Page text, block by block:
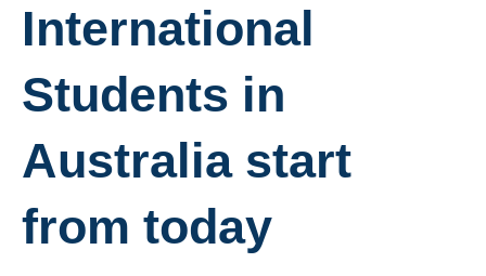
International
Students in
Australia start
from today